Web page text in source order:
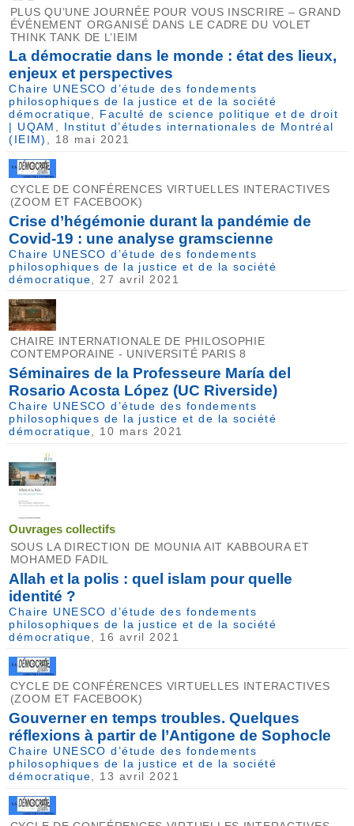
PLUS QU’UNE JOURNÉE POUR VOUS INSCRIRE – GRAND
ÉVÉNEMENT ORGANISÉ DANS LE CADRE DU VOLET
THINK TANK DE L’IEIM
La démocratie dans le monde : état des lieux,
enjeux et perspectives
Chaire UNESCO d’étude des fondements
philosophiques de la justice et de la société
démocratique, Faculté de science politique et de droit
| UQAM , Institut d’études internationales de Montréal
(IEIM) , 18 mai 2021
CYCLE DE CONFÉRENCES VIRTUELLES INTERACTIVES
(ZOOM ET FACEBOOK)
Crise d’hégémonie durant la pandémie de
Covid-19 : une analyse gramscienne
Chaire UNESCO d’étude des fondements
philosophiques de la justice et de la société
démocratique , 27 avril 2021
CHAIRE INTERNATIONALE DE PHILOSOPHIE
CONTEMPORAINE - UNIVERSITÉ PARIS 8
Séminaires de la Professeure María del
Rosario Acosta López (UC Riverside)
Chaire UNESCO d’étude des fondements
philosophiques de la justice et de la société
démocratique, 10 mars 2021
Ouvrages collectifs
SOUS LA DIRECTION DE MOUNIA AIT KABBOURA ET
MOHAMED FADIL
Allah et la polis : quel islam pour quelle
identité ?
Chaire UNESCO d’étude des fondements
philosophiques de la justice et de la société
démocratique , 16 avril 2021
CYCLE DE CONFÉRENCES VIRTUELLES INTERACTIVES
(ZOOM ET FACEBOOK)
Gouverner en temps troubles. Quelques
réflexions à partir de l’Antigone de Sophocle
Chaire UNESCO d’étude des fondements
philosophiques de la justice et de la société
démocratique , 13 avril 2021